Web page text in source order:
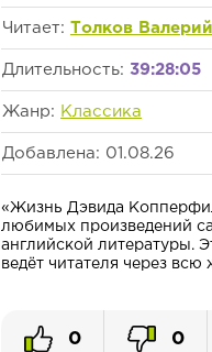
Читает: Толков Валерий
Длительность: 39:28:05
Жанр: Классика
Добавлена: 01.08.26
«Жизнь Дэвида
любимых произведений
английской литературы.
ведёт читателя через всю
0 0